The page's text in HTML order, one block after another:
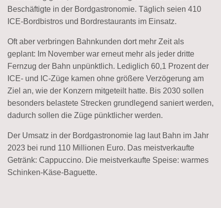
Beschäftigte in der Bordgastronomie. Täglich seien 410
ICE-Bordbistros und Bordrestaurants im Einsatz.
Oft aber verbringen Bahnkunden dort mehr Zeit als
geplant: Im November war erneut mehr als jeder dritte
Fernzug der Bahn unpünktlich. Lediglich 60,1 Prozent der
ICE- und IC-Züge kamen ohne größere Verzögerung am
Ziel an, wie der Konzern mitgeteilt hatte. Bis 2030 sollen
besonders belastete Strecken grundlegend saniert werden,
dadurch sollen die Züge pünktlicher werden.
Der Umsatz in der Bordgastronomie lag laut Bahn im Jahr
2023 bei rund 110 Millionen Euro. Das meistverkaufte
Getränk: Cappuccino. Die meistverkaufte Speise: warmes
Schinken-Käse-Baguette.